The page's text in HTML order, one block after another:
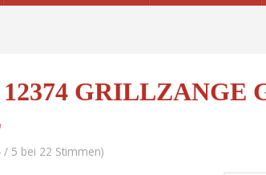
GRILLZANGE
/ 5 bei 22 Stimmen)